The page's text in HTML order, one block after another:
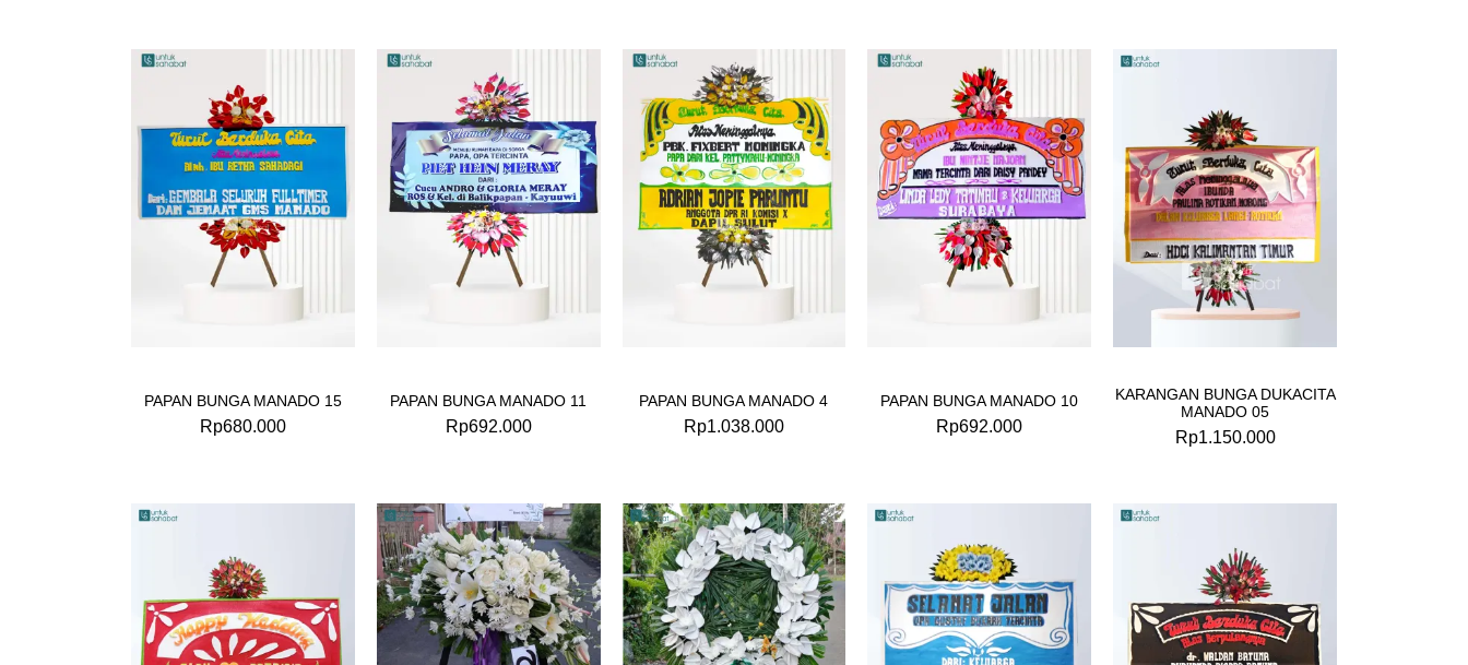
PAPAN BUNGA MANADO 15
Rp680.000
PAPAN BUNGA MANADO 11
Rp692.000
PAPAN BUNGA MANADO 4
Rp1.038.000
PAPAN BUNGA MANADO 10
Rp692.000
KARANGAN BUNGA DUKACITA
MANADO 05
Rp1.150.000
was:
Rp1.100.000.
Current
Rp999.000.